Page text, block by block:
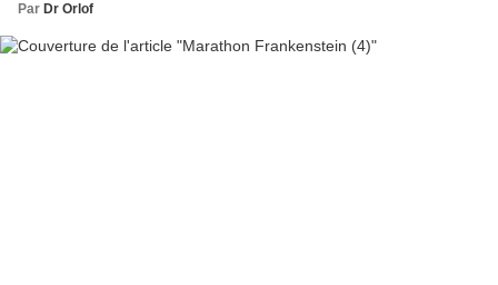
Par Dr Orlof